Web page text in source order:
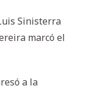
Sinisterra
marcó el
a la